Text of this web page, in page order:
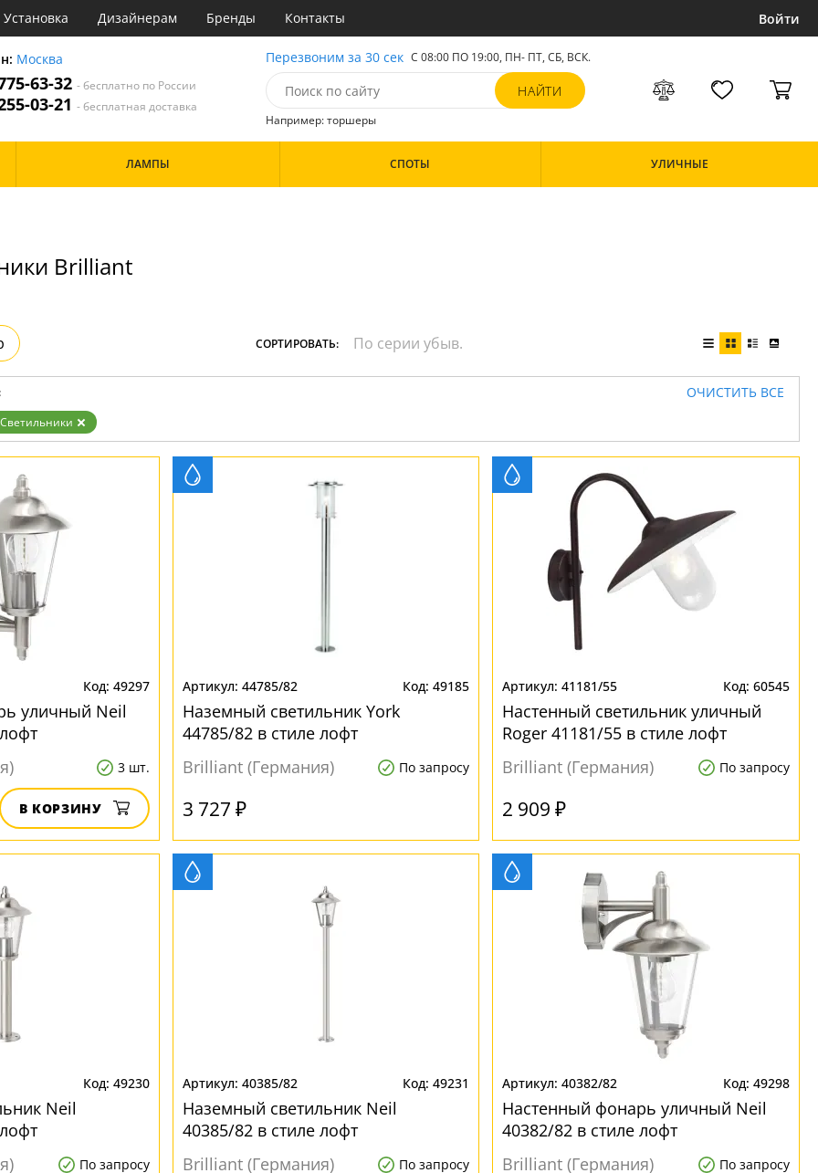
Установка Дизайнерам Бренды Контакты Войти
Москва
63-32- бесплатно по России
03-21- бесплатная доставка
Перезвоним за 30 сек С 08:00 ПО 19:00, ПН- ПТ, СБ, ВСК.
Например: торшеры
Материал
ЛАМПЫ СПОТЫ УЛИЧНЫЕ
Brilliant
СОРТИРОВАТЬ:
ОЧИСТИТЬ ВСЕ
Светильники
49297
уличный Neil
3 шт.
В КОРЗИНУ
44785/82 49185
Наземный светильник York
44785/82 в стиле лофт
Brilliant (Германия)
По запросу
3 727 ₽
41181/55 60545
Настенный светильник уличный
Roger 41181/55 в стиле лофт
Brilliant (Германия)
По запросу
2 909 ₽
49230
Neil
По запросу
40385/82 49231
Наземный светильник Neil
40385/82 в стиле лофт
Brilliant (Германия)
По запросу
40382/82 49298
Настенный фонарь уличный Neil
40382/82 в стиле лофт
Brilliant (Германия)
По запросу